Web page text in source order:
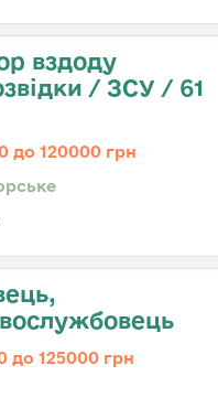
вздоду
/ ЗСУ / 61
до 120000 грн
до 125000 грн